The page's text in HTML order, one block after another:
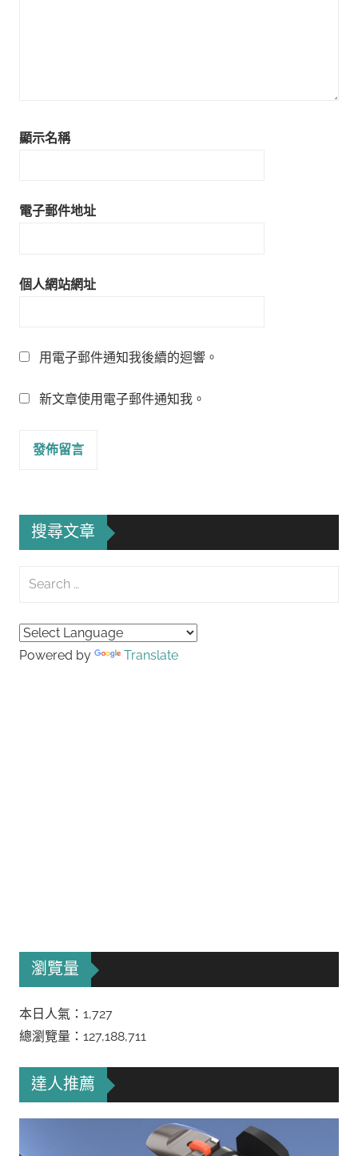
顯示名稱
電子郵件地址
個人網站網址
用電子郵件通知我後續的迴響。
新文章使用電子郵件通知我。
搜尋文章
Search
Powered by Translate
瀏覽量
本日人氣：1,727
總瀏覽量：127,188,711
達人推薦